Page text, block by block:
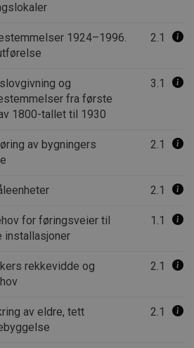
1924–1996.
2.1
og
fra første
1800-tallet til 1930
3.1
av bygningers
2.1
2.1
for føringsveier til
installasjoner
1.1
rekkevidde og
2.1
av eldre, tett
2.1